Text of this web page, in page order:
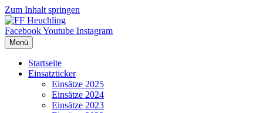
Zum Inhalt springen
FacebookYoutube Instagram
Menü
Startseite
Einsatzticker
Einsätze 2025
Einsätze 2024
Einsätze 2023